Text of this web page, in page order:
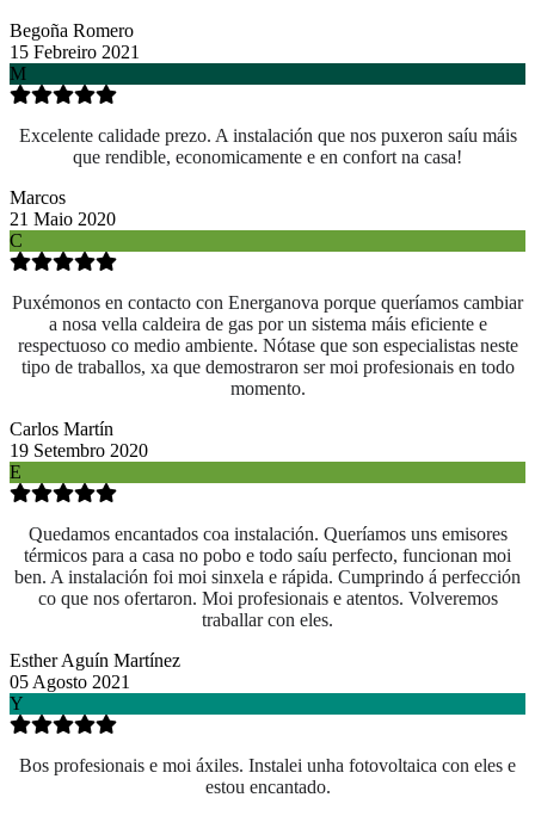
Begoña Romero
15 Febreiro 2021
M
Excelente calidade prezo. A instalación que nos puxeron saíu máis
que rendible, economicamente e en confort na casa!
Marcos
21 Maio 2020
C
Puxémonos en contacto con Energanova porque queríamos cambiar
a nosa vella caldeira de gas por un sistema máis eficiente e
respectuoso co medio ambiente. Nótase que son especialistas neste
tipo de traballos, xa que demostraron ser moi profesionais en todo
momento.
Carlos Martín
19 Setembro 2020
E
Quedamos encantados coa instalación. Queríamos uns emisores
térmicos para a casa no pobo e todo saíu perfecto, funcionan moi
ben. A instalación foi moi sinxela e rápida. Cumprindo á perfección
co que nos ofertaron. Moi profesionais e atentos. Volveremos
traballar con eles.
Esther Aguín Martínez
05 Agosto 2021
Y
Bos profesionais e moi áxiles. Instalei unha fotovoltaica con eles e
estou encantado.